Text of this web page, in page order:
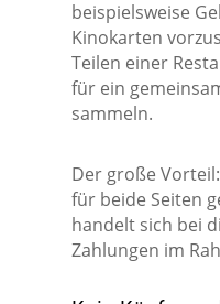
beispielsweise
Kinokarten
Teilen einer
für ein
sammeln.
Der große
für beide Seiten
handelt sich bei
Zahlungen im